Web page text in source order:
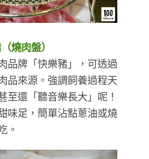
燒肉盤）
品牌「快樂豬」，可透過
品來源。強調飼養過程天
至還「聽音樂長大」呢！
味足，簡單沾點蔥油或燒
。